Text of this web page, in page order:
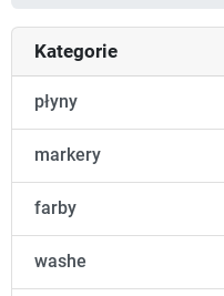
Kategorie
płyny
markery
farby
washe